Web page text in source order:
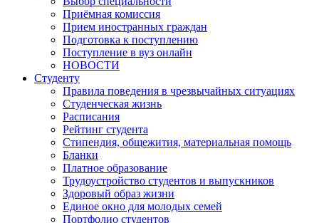
Приёмная комиссия
Прием иностранных граждан
Подготовка к поступлению
Поступление в вуз онлайн
НОВОСТИ
Студенту
Правила поведения в чрезвычайных ситуациях
Студенческая жизнь
Расписания
Рейтинг студента
Стипендия, общежития, материальная помощь
Бланки
Платное образование
Трудоустройство студентов и выпускников
Здоровый образ жизни
Единое окно для молодых семей
Портфолио студентов